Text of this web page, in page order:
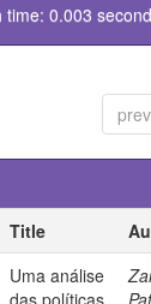
0.003
Title
Uma análise
das políticas